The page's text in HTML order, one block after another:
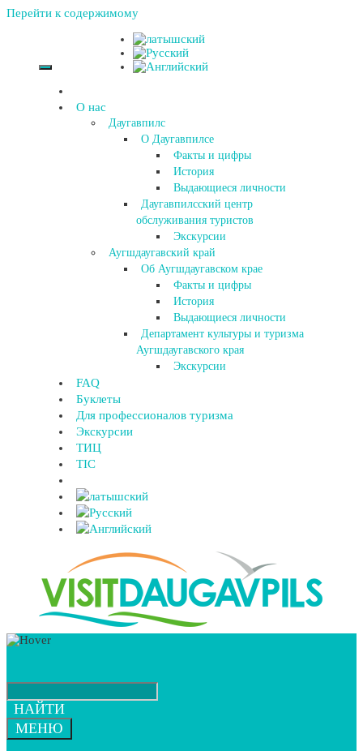
Перейти к содержимому
О нас
Даугавпилс
О Даугавпилсе
Факты и цифры
История
Выдающиеся личности
Даугавпилсский центр
обслуживания туристов
Экскурсии
Аугшдаугавский край
Об Аугшдаугавском крае
Факты и цифры
История
Выдающиеся личности
Департамент культуры и туризма
Аугшдаугавского края
Экскурсии
FAQ
Буклеты
Для профессионалов туризма
Экскурсии
ТИЦ
TIC
НАЙТИ
МЕНЮ